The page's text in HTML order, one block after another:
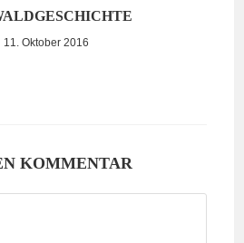
11. Oktober 2016
KOMMENTAR